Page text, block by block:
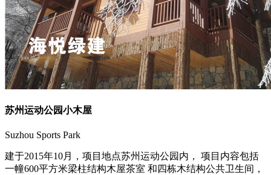
苏州运动公园小木屋
Suzhou Sports Park
建于2015年10月，项目地点苏州运动公园内， 项目内容包括
一幢600平方米梁柱结构木屋茶室 和四栋木结构公共卫生间，